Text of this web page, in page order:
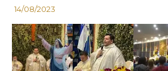
14/08/2023